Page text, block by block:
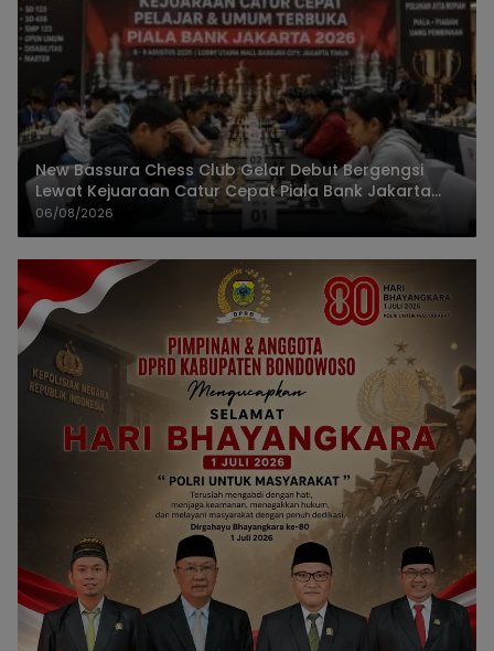
New Bassura Chess Club Gelar Debut Bergengsi
Lewat Kejuaraan Catur Cepat Piala Bank Jakarta
2026
06/08/2026